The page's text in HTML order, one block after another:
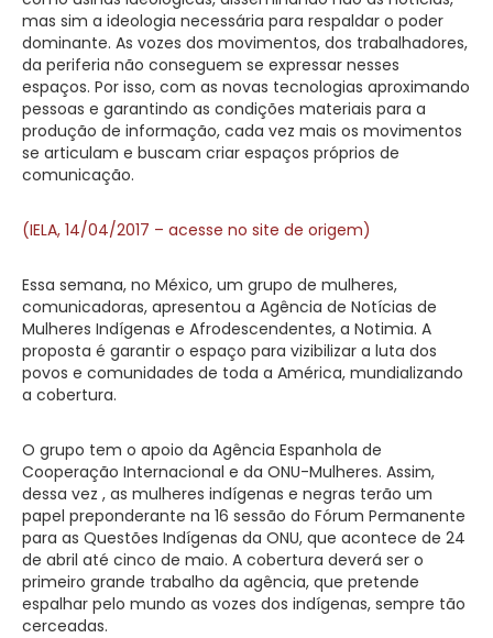
mas sim a ideologia necessária para respaldar o poder
dominante. As vozes dos movimentos, dos trabalhadores,
da periferia não conseguem se expressar nesses
espaços. Por isso, com as novas tecnologias aproximando
pessoas e garantindo as condições materiais para a
produção de informação, cada vez mais os movimentos
se articulam e buscam criar espaços próprios de
comunicação.
(IELA, 14/04/2017 – acesse no site de origem)
Essa semana, no México, um grupo de mulheres,
comunicadoras, apresentou a Agência de Notícias de
Mulheres Indígenas e Afrodescendentes, a Notimia. A
proposta é garantir o espaço para vizibilizar a luta dos
povos e comunidades de toda a América, mundializando
a cobertura.
O grupo tem o apoio da Agência Espanhola de
Cooperação Internacional e da ONU-Mulheres. Assim,
dessa vez , as mulheres indígenas e negras terão um
papel preponderante na 16 sessão do Fórum Permanente
para as Questões Indígenas da ONU, que acontece de 24
de abril até cinco de maio. A cobertura deverá ser o
primeiro grande trabalho da agência, que pretende
espalhar pelo mundo as vozes dos indígenas, sempre tão
cerceadas.